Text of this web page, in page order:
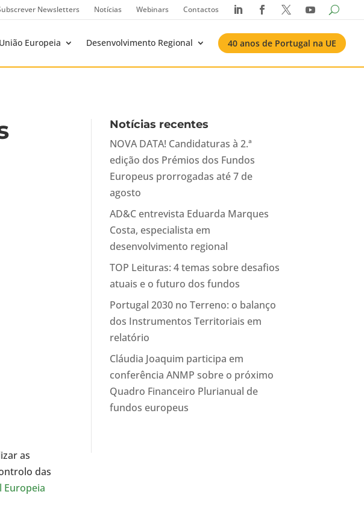
Newsletters Notícias Webinars Contactos    
Europeia Desenvolvimento Regional 40 anos de Portugal na UE
as
das
Europeia
Notícias recentes
NOVA DATA! Candidaturas à 2.ª
edição dos Prémios dos Fundos
Europeus prorrogadas até 7 de
agosto
AD&C entrevista Eduarda Marques
Costa, especialista em
desenvolvimento regional
TOP Leituras: 4 temas sobre desafios
atuais e o futuro dos fundos
Portugal 2030 no Terreno: o balanço
dos Instrumentos Territoriais em
relatório
Cláudia Joaquim participa em
conferência ANMP sobre o próximo
Quadro Financeiro Plurianual de
fundos europeus